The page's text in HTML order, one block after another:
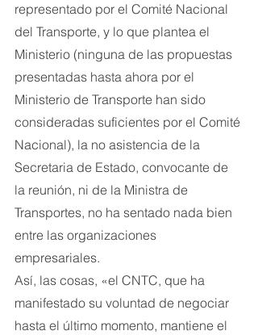
representado por el Comité Nacional
del Transporte, y lo que plantea el
Ministerio (ninguna de las propuestas
presentadas hasta ahora por el
Ministerio de Transporte han sido
consideradas suficientes por el Comité
Nacional), la no asistencia de la
Secretaria de Estado, convocante de
la reunión, ni de la Ministra de
Transportes, no ha sentado nada bien
entre las organizaciones
empresariales.
Así, las cosas, «el CNTC, que ha
manifestado su voluntad de negociar
hasta el último momento, mantiene el